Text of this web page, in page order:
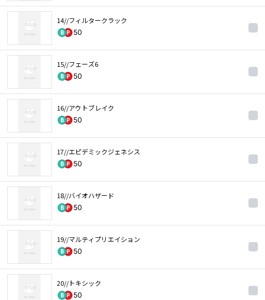
14//フィルタークラック
50
15//フェーズ6
50
16//アウトブレイク
50
17//エピデミックジェネシス
50
18//バイオハザード
50
19//マルティプリエイション
50
20//トキシック
50